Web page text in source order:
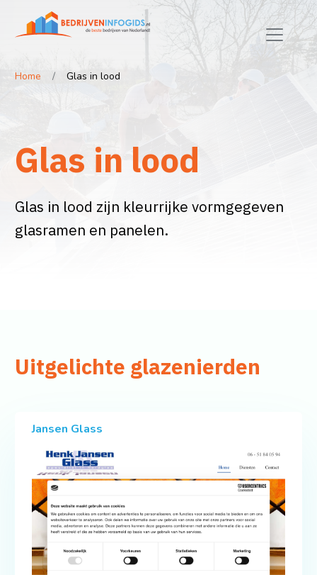
Home Glas in lood
Glas in lood
Glas in lood zijn kleurrijke vormgegeven
glasramen en panelen.
Uitgelichte glazenierden
Jansen Glass